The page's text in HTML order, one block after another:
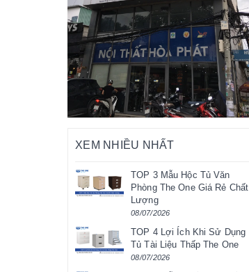
XEM NHIỀU NHẤT
TOP 3 Mẫu Hộc Tủ Văn
Phòng The One Giá Rẻ Chất
Lượng
08/07/2026
TOP 4 Lợi Ích Khi Sử Dụng
Tủ Tài Liệu Thấp The One
08/07/2026